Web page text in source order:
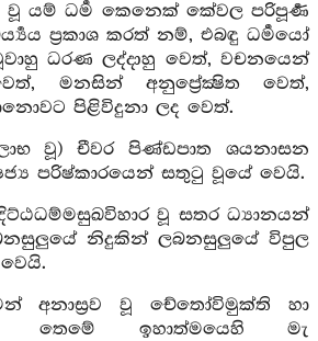
වූ යම් ධර්‍ම කෙනෙක් කේවල පරිපූර්‍ණ
ප්‍රකාශ කරත් නම්, එබඳු ධර්‍මයෝ
ධරණ ලද්දාහු වෙත්, වචනයෙන්
මනසින් අනුප්‍රේක්‍ෂිත වෙත්,
පිළිවිදුනා ලද වෙත්.
වූ) චීවර පිණ්ඩපාත ශයනාසන
පරිෂ්කාරයෙන් සතුටු වූයේ වෙයි.
වූ සතර ධ්‍යානයන්
නිදුකින් ලබනසුලුයේ විපුල
අනාස්‍රව වූ චේතෝවිමුක්ති හා
තෙමේ ඉහාත්මයෙහි මැ